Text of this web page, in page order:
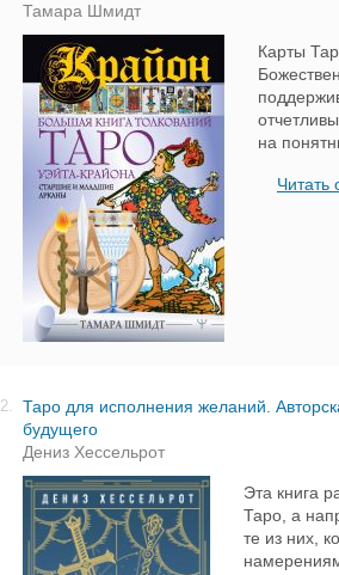
Тамара Шмидт
Карты
на
Читать
2.
Таро для исполнения желаний.
будущего
Дениз Хессельрот
Эта книга
Таро, а
те из них,